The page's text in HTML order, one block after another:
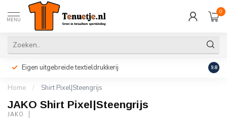
MENU
0
Eigen uitgebreide textieldrukkerij 9.8
Home / Shirt Pixel|Steengrijs
JAKO Shirt Pixel|Steengrijs
JAKO